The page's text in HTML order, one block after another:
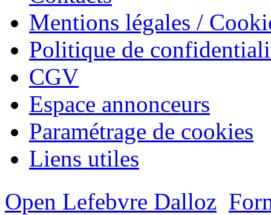
Mentions légales /
Politique de
CGV
Espace annonceurs
Paramétrage de cookies
Liens utiles
Open Lefebvre Dalloz